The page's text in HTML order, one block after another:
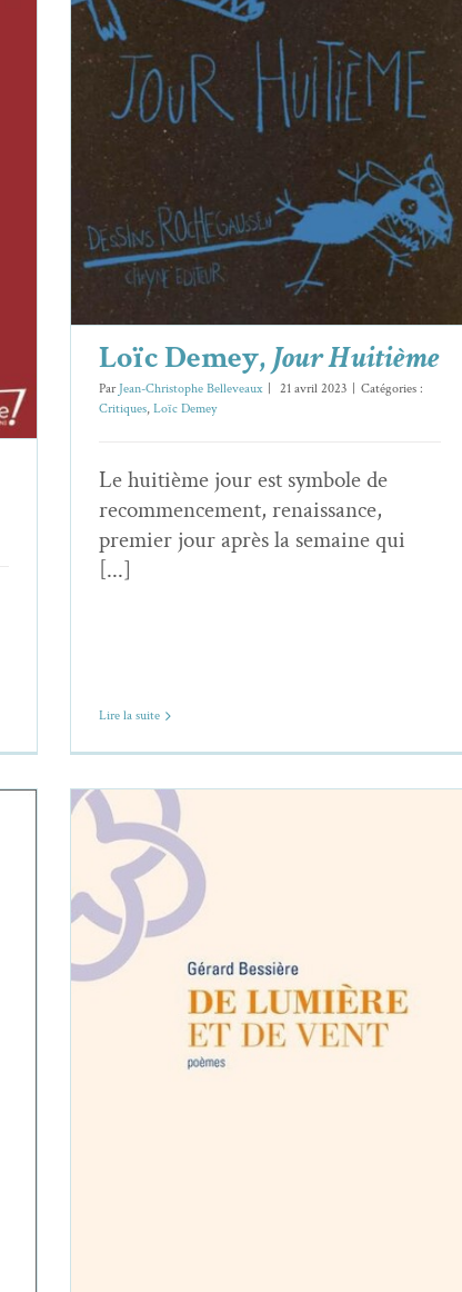
Loïc Demey, Jour Huitième
Critiques Loïc Demey
Loïc Demey,Jour Huitième
Par Jean-Christophe Belleveaux 21 avril 2023
Catégories :
Critiques, Loïc Demey
Le huitième jour est symbole de
recommencement, renaissance,
premier jour après la semaine qui
[...]
Lire la suite